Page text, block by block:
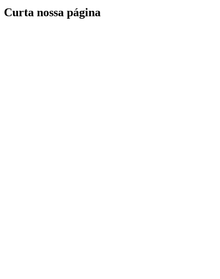
Curta nossa página